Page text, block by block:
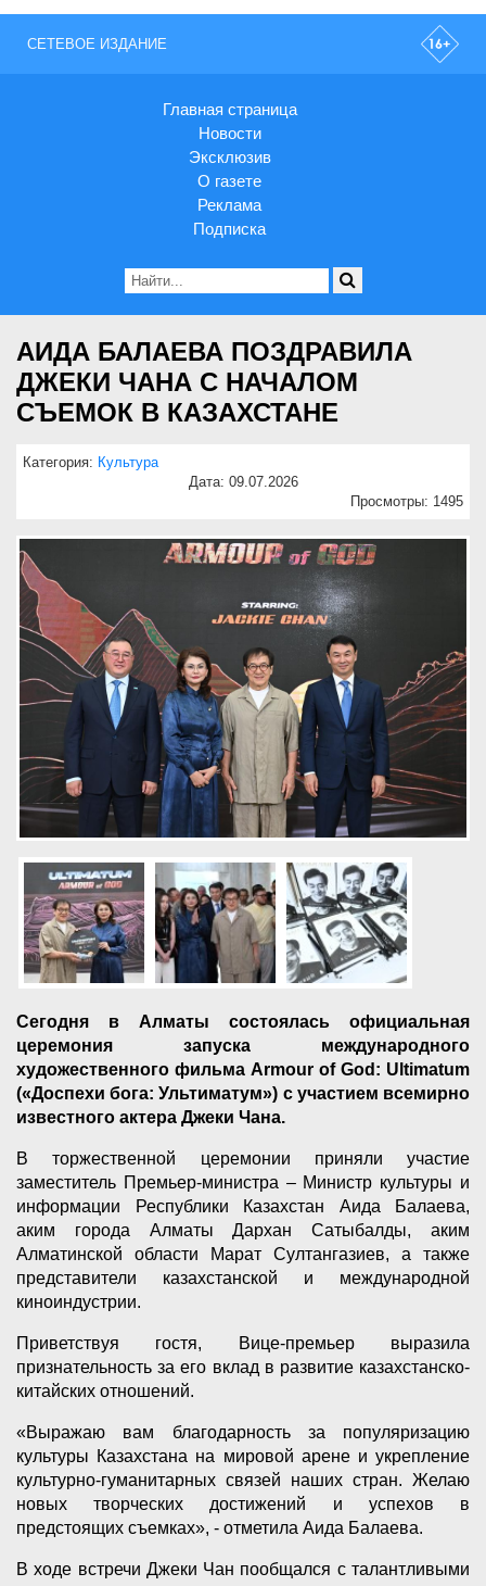
СЕТЕВОЕ ИЗДАНИЕ
Главная страница
Новости
Эксклюзив
О газете
Реклама
Подписка
АИДА БАЛАЕВА ПОЗДРАВИЛА
ДЖЕКИ ЧАНА С НАЧАЛОМ
СЪЕМОК В КАЗАХСТАНЕ
Категория: Культура
Дата: 09.07.2026
Просмотры: 1495
Сегодня в Алматы состоялась официальная
церемония запуска международного
художественного фильма Armour of God: Ultimatum
(«Доспехи бога: Ультиматум») с участием всемирно
известного актера Джеки Чана.
В торжественной церемонии приняли участие
заместитель Премьер-министра – Министр культуры и
информации Республики Казахстан Аида Балаева,
аким города Алматы Дархан Сатыбалды, аким
Алматинской области Марат Султангазиев, а также
представители казахстанской и международной
киноиндустрии.
Приветствуя гостя, Вице-премьер выразила
признательность за его вклад в развитие казахстанско-
китайских отношений.
«Выражаю вам благодарность за популяризацию
культуры Казахстана на мировой арене и укрепление
культурно-гуманитарных связей наших стран. Желаю
новых творческих достижений и успехов в
предстоящих съемках», - отметила Аида Балаева.
В ходе встречи Джеки Чан пообщался с талантливыми